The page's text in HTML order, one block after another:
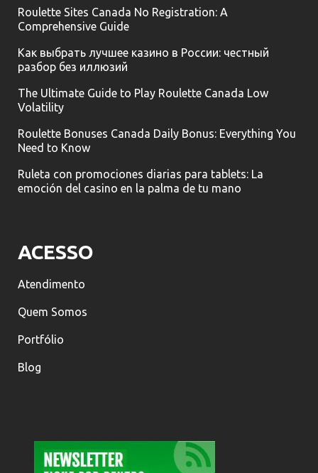
Roulette Sites Canada No Registration: A
Comprehensive Guide
Как выбрать лучшее казино в России: честный
разбор без иллюзий
The Ultimate Guide to Play Roulette Canada Low
Volatility
Roulette Bonuses Canada Daily Bonus: Everything You
Need to Know
Ruleta con promociones diarias para tablets: La
emoción del casino en la palma de tu mano
ACESSO
Atendimento
Quem Somos
Portfólio
Blog